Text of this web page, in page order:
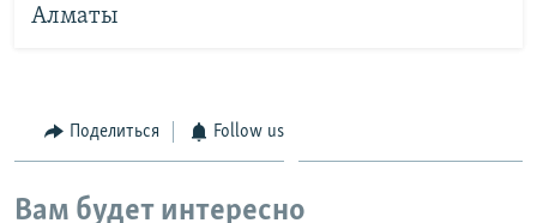
Алматы
Поделиться Follow us
Вам будет интересно